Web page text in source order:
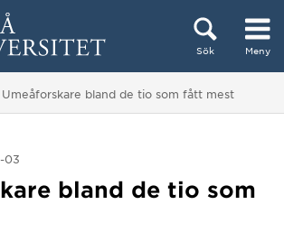
innehållet
Sök Meny
Du är här:
Umeåforskare bland de tio som fått mest
03
bland de tio som